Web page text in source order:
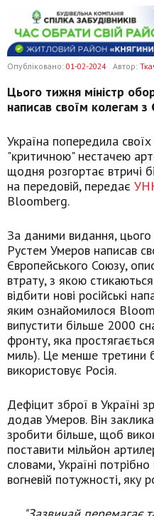
Опубліковано: 01-02-2024 Автор:
Цього тижня міністр
написав своїм колегам
Україна попередила
"критичною" нестачею
щодня розгортає втричі
на передовій, передає
Bloomberg.
За даними видання,
Рустем Умеров написав
Європейського Союзу,
втрату, з якою
відбити нові російські
яким ознайомилося
випустити більше 2000
фронту, яка
миль). Це менше третини
використовує Росія.
Дефіцит зброї в Україні
додав Умеров. Він
зробити більше, щоб
поставити мільйон
словами, Україні
вогневій потужності, яку